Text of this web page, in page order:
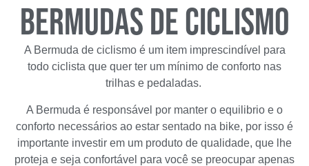
BERMUDAS DE CICLISMO
A Bermuda de ciclismo é um item imprescindível para
todo ciclista que quer ter um mínimo de conforto nas
trilhas e pedaladas.
A Bermuda é responsável por manter o equilibrio e o
conforto necessários ao estar sentado na bike, por isso é
importante investir em um produto de qualidade, que lhe
proteja e seja confortável para você se preocupar apenas